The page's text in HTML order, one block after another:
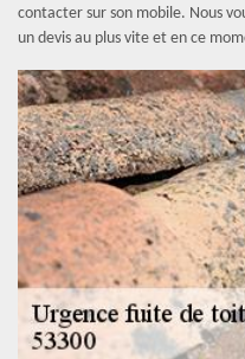
contacter sur son mobile. Nous
un devis au plus vite et en ce